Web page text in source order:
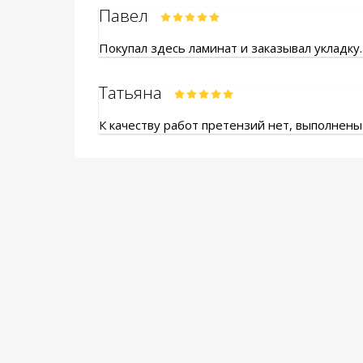
Павел
Покупал здесь ламинат и заказывал
Татьяна
К качеству работ претензий нет,